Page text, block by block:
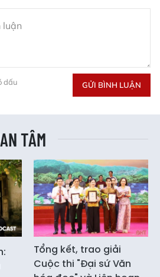
dấu GỬI BÌNH LUẬN
TÂM
Tổng kết, trao giải
Cuộc thi "Đại sứ Văn